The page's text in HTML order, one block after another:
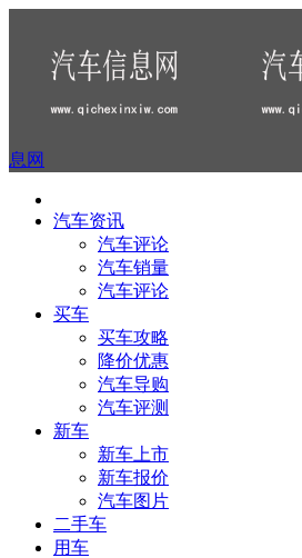
息网
汽车资讯
汽车评论
汽车销量
汽车评论
买车
买车攻略
降价优惠
汽车导购
汽车评测
新车
新车上市
新车报价
汽车图片
二手车
用车